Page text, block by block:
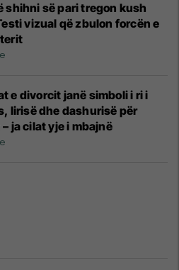
shihni së pari tregon kush
vizual që zbulon forcën e
e divorcit janë simboli i ri i
lirisë dhe dashurisë për
ja cilat yje i mbajnë